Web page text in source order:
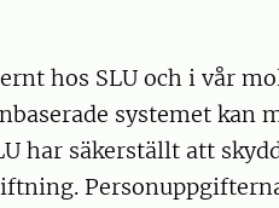
hos SLU och i vår
systemet kan
har säkerställt att